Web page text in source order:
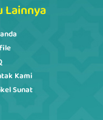
Lainnya
Kami
Sunat